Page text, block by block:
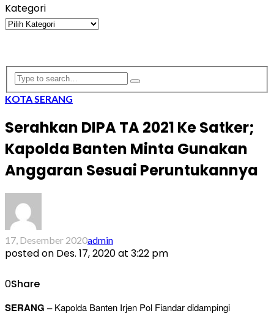
Kategori
Kategori
KOTA SERANG
Serahkan DIPA TA 2021 Ke Satker;
Kapolda Banten Minta Gunakan
Anggaran Sesuai Peruntukannya
17, Desember 2020admin
posted on Des. 17, 2020 at 3:22 pm
0Share
SERANG –Kapolda Banten Irjen Pol Fiandar didampingi